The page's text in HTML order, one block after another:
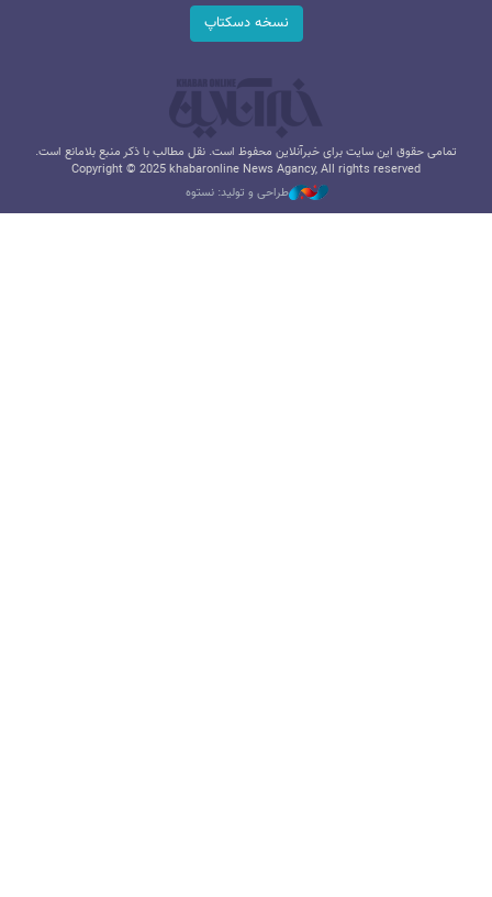
نسخه دسکتاپ
تمامی حقوق این سایت برای خبرآنلاین محفوظ است. نقل مطالب با ذکر منبع بلامانع است.
Copyright © 2025 khabaronline News Agancy, All rights reserved
طراحی و تولید: نستوه